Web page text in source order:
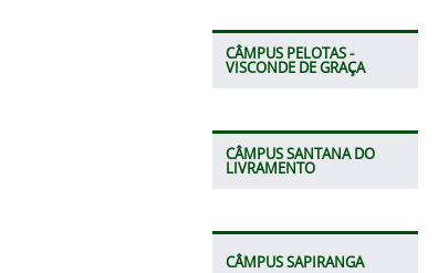
CÂMPUS PELOTAS -
VISCONDE DE GRAÇA
CÂMPUS SANTANA DO
LIVRAMENTO
CÂMPUS SAPIRANGA